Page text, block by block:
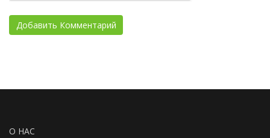
О НАС